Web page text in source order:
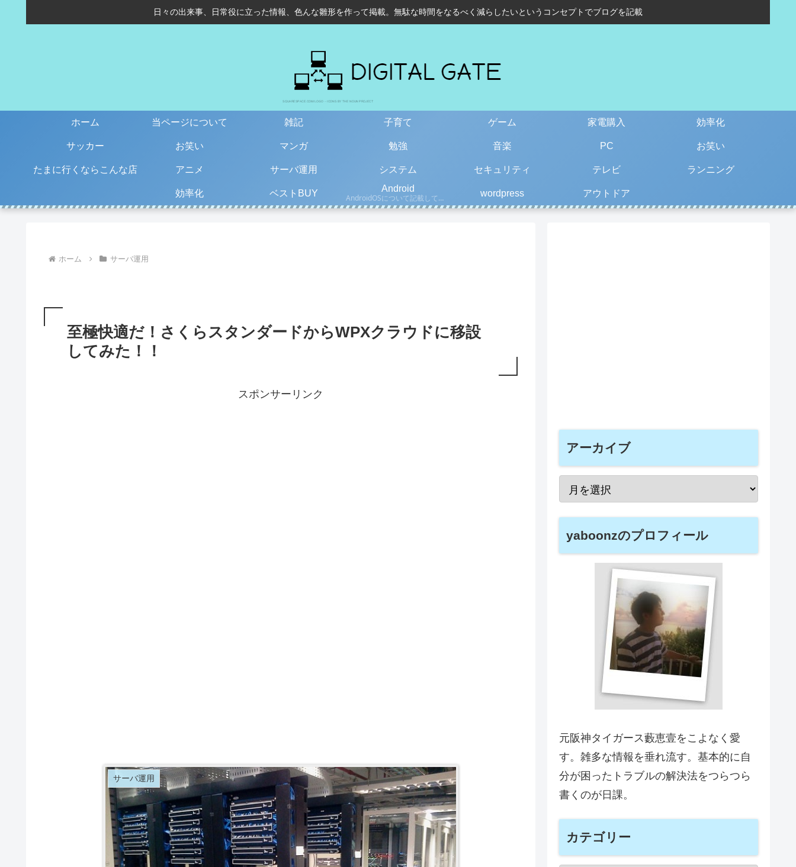
日々の出来事、日常役に立った情報、色んな雛形を作って掲載。無駄な時間をなるべく減らしたいというコンセプトでブログを記載
ホーム 当ページについて 雑記 子育て ゲーム 家電購入 効率化
サッカー お笑い マンガ 勉強 音楽 PC お笑い
たまに行くならこんな店 アニメ サーバ運用 システム セキュリティ テレビ ランニング
効率化 ベストBUY
Android
AndroidOSについて記載しています。古い情報もあるので、更新日を確認して下さい。
wordpress アウトドア
ホーム サーバ運用
至極快適だ！さくらスタンダードからWPXクラウドに移設
してみた！！
スポンサーリンク
サーバ運用
アーカイブ
yaboonzのプロフィール
元阪神タイガース藪恵壹をこよなく愛
す。雑多な情報を垂れ流す。基本的に自
分が困ったトラブルの解決法をつらつら
書くのが日課。
カテゴリー